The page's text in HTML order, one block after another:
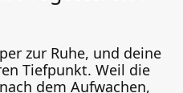
zur Ruhe, und deine
Tiefpunkt. Weil die
dem Aufwachen,